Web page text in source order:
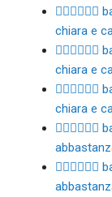
chiara e
chiara e
chiara e